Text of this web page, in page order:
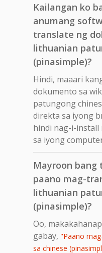
Kailangan ko
anumang
translate ng
lithuanian
(pinasimple)?
Hindi, maaari
dokumento sa
patungong
direkta sa iyong
hindi nag-i-
sa iyong
Mayroon bang
paano mag-
lithuanian
(pinasimple)?
Oo,
gabay, "Paano
sa chinese